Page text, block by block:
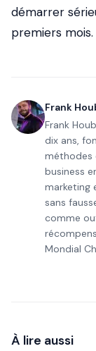
démarrer
premiers mois.
Frank
Frank
dix ans,
méthodes
business
marketing
sans
comme
Mondial
À lire aussi